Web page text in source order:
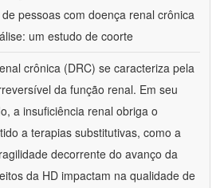
pessoas com doença renal crônica
um estudo de coorte
crônica (DRC) se caracteriza pela
da função renal. Em seu
a insuficiência renal obriga o
a terapias substitutivas, como a
decorrente do avanço da
da HD impactam na qualidade de